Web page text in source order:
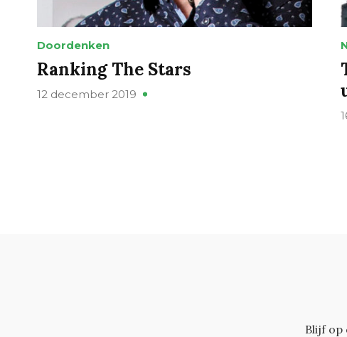
Doordenken
Ranking The Stars
12 december 2019
Blijf op